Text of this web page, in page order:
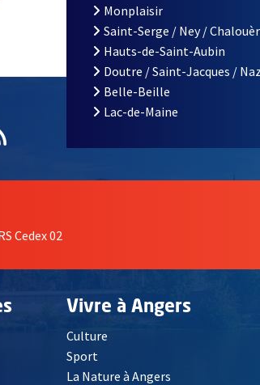
fenêtrefenêtre
une nouvelle fenêtre
Flux RSS
Monplaisir
Saint-Serge / Ney /
Hauts-de-Saint-Aubin
Doutre / Saint-Jacques /
Belle-Beille
Lac-de-Maine
Cedex 02
fenêtre
Vivre à Angers
Culture
Sport
La Nature à Angers